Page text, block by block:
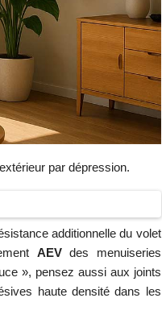
par dépression.
additionnelle du volet
AEVdes menuiseries
», pensez aussi aux joints
haute densité dans les